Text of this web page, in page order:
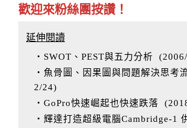
歡迎來粉絲團按讚！
延伸閱讀
‧SWOT、PEST與五力分析 (
‧魚骨圖、因果圖與問題解決思考
2/24)
‧GoPro快速崛起也快速跌落 (
‧輝達打造超級電腦Cambridge-1